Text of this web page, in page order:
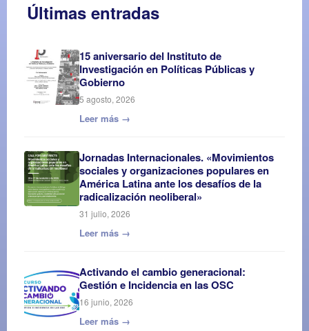
Últimas entradas
15 aniversario del Instituto de
Investigación en Políticas Públicas y
Gobierno
5 agosto, 2026
Leer más →
Jornadas Internacionales. «Movimientos
sociales y organizaciones populares en
América Latina ante los desafíos de la
radicalización neoliberal»
31 julio, 2026
Leer más →
Activando el cambio generacional:
Gestión e Incidencia en las OSC
16 junio, 2026
Leer más →